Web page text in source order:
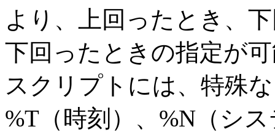
より、上回ったとき、
下回ったときの指定が
スクリプトには、特殊
%T（時刻）、%N（シ